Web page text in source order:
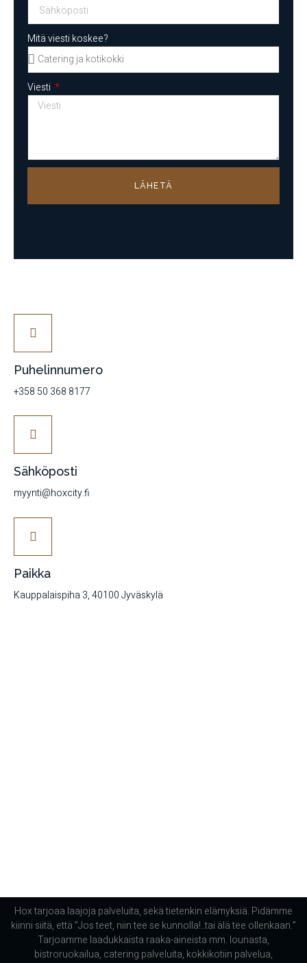
Mitä viesti koskee?
Viesti
LÄHETÄ
Puhelinnumero
+358 50 368 8177
Sähköposti
myynti@hoxcity.fi
Paikka
Kauppalaispiha 3, 40100 Jyväskylä
Hox tarjoaa laajoja palveluita, sekä tietenkin elämyksiä. Pidämme
kiinni siitä, että ”Jos teet, niin tee se kunnolla!..tai älä tee ollenkaan.”
Tarjoamme laadukkaista raaka-aineista mm. lounasta,
bistroruokailua, catering palveluita, kokkikotiin palvelua,